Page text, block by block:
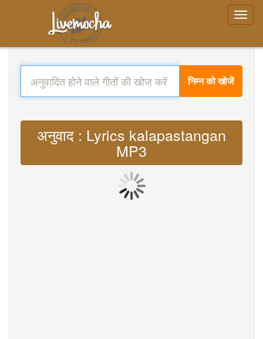
निम्न को खोजें
अनुवाद : Lyrics kalapastangan
MP3